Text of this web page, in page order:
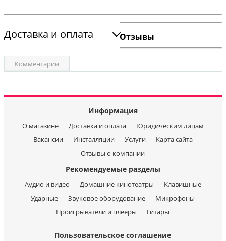
Доставка и оплата Отзывы
Комментарии
Информация
О магазине Доставка и оплата
Юридическим лицам
Вакансии
Инсталляции Услуги
Карта сайта
Отзывы о компании
Рекомендуемые разделы
Аудио и видео Домашние кинотеатры
Клавишные
Ударные
Звуковое оборудование
Микрофоны
Проигрыватели и плееры
Гитары
Пользовательское соглашение